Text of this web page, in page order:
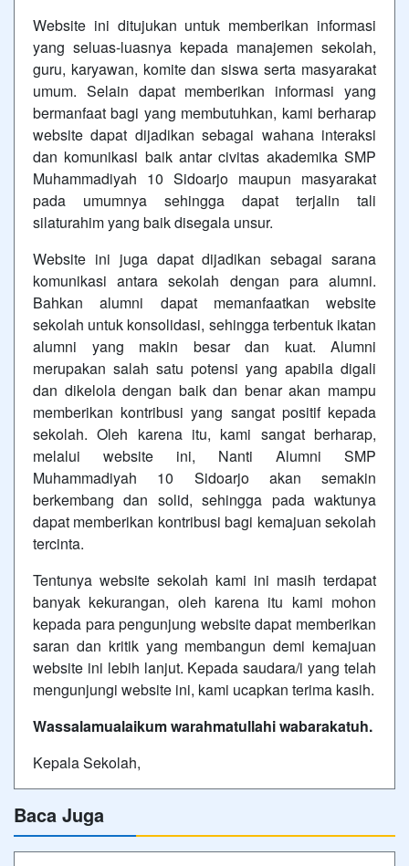
Website ini ditujukan untuk memberikan informasi
yang seluas-luasnya kepada manajemen sekolah,
guru, karyawan, komite dan siswa serta masyarakat
umum. Selain dapat memberikan informasi yang
bermanfaat bagi yang membutuhkan, kami berharap
website dapat dijadikan sebagai wahana interaksi
dan komunikasi baik antar civitas akademika SMP
Muhammadiyah 10 Sidoarjo maupun masyarakat
pada umumnya sehingga dapat terjalin tali
silaturahim yang baik disegala unsur.
Website ini juga dapat dijadikan sebagai sarana
komunikasi antara sekolah dengan para alumni.
Bahkan alumni dapat memanfaatkan website
sekolah untuk konsolidasi, sehingga terbentuk ikatan
alumni yang makin besar dan kuat. Alumni
merupakan salah satu potensi yang apabila digali
dan dikelola dengan baik dan benar akan mampu
memberikan kontribusi yang sangat positif kepada
sekolah. Oleh karena itu, kami sangat berharap,
melalui website ini, Nanti Alumni SMP
Muhammadiyah 10 Sidoarjo akan semakin
berkembang dan solid, sehingga pada waktunya
dapat memberikan kontribusi bagi kemajuan sekolah
tercinta.
Tentunya website sekolah kami ini masih terdapat
banyak kekurangan, oleh karena itu kami mohon
kepada para pengunjung website dapat memberikan
saran dan kritik yang membangun demi kemajuan
website ini lebih lanjut. Kepada saudara/i yang telah
mengunjungi website ini, kami ucapkan terima kasih.
Wassalamualaikum warahmatullahi wabarakatuh.
Kepala Sekolah,
Baca Juga